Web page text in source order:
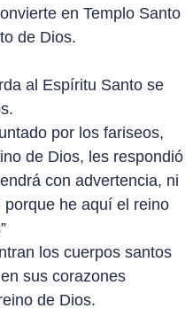
en Templo Santo
de Dios.
al Espíritu Santo se
por los fariseos,
de Dios, les respondió
con advertencia, ni
he aquí el reino
los cuerpos santos
sus corazones
de Dios.